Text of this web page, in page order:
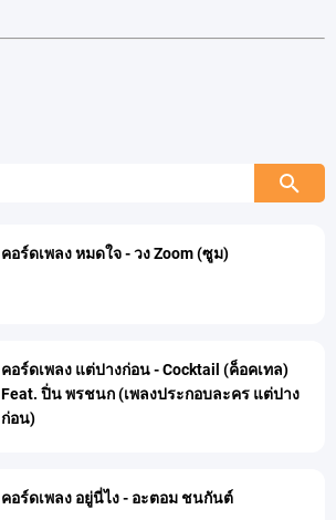
คอร์ดเพลง หมดใจ - วง Zoom (ซูม)
คอร์ดเพลง แต่ปางก่อน - Cocktail (ค็อคเทล)
Feat. ปิ่น พรชนก (เพลงประกอบละคร แต่ปาง
ก่อน)
คอร์ดเพลง อยู่นี่ไง - อะตอม ชนกันต์